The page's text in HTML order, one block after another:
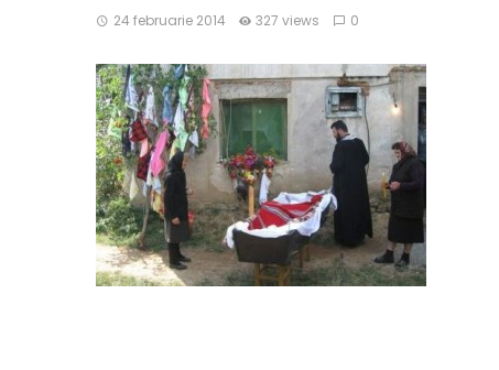
24 februarie 2014 327 views 0